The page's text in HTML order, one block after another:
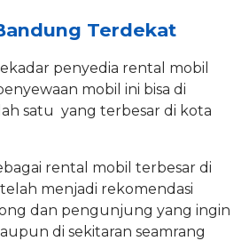
Terdekat
penyedia rental mobil
mobil ini bisa di
satu yang terbesar di kota
rental mobil terbesar di
telah menjadi rekomendasi
dan pengunjung yang ingin
di sekitaran seamrang